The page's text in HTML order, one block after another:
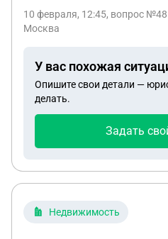
рассмотрение от
сотрудники МВД говорят
одни что нужно выехать
другие что выезжать не
10 февраля, 12:45, вопрос
Москва
У вас похожая
Опишите свои детали —
делать.
Задать
Недвижимость